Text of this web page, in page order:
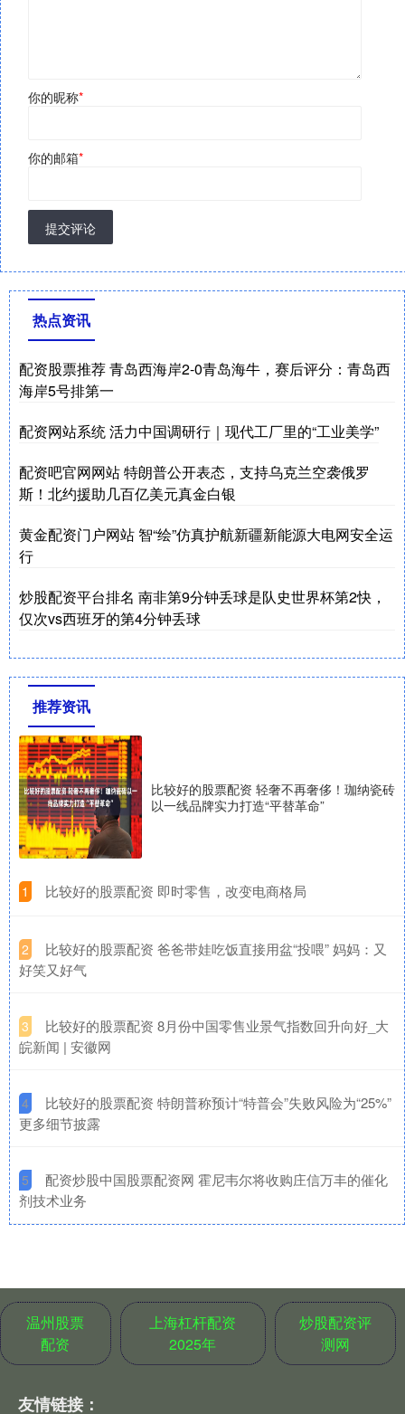
你的昵称*
你的邮箱*
提交评论
热点资讯
配资股票推荐 青岛西海岸2-0青岛海牛，赛后评分：青岛西
海岸5号排第一
配资网站系统 活力中国调研行｜现代工厂里的“工业美学”
配资吧官网网站 特朗普公开表态，支持乌克兰空袭俄罗
斯！北约援助几百亿美元真金白银
黄金配资门户网站 智“绘”仿真护航新疆新能源大电网安全运
行
炒股配资平台排名 南非第9分钟丢球是队史世界杯第2快，
仅次vs西班牙的第4分钟丢球
推荐资讯
比较好的股票配资 轻奢不再奢侈！珈纳瓷砖
以一线品牌实力打造“平替革命”
1 ​比较好的股票配资 即时零售，改变电商格局
2
​比较好的股票配资 爸爸带娃吃饭直接用盆“投喂” 妈妈：又
好笑又好气
3
​比较好的股票配资 8月份中国零售业景气指数回升向好_大
皖新闻 | 安徽网
4
​比较好的股票配资 特朗普称预计“特普会”失败风险为“25%”
更多细节披露
5
​配资炒股中国股票配资网 霍尼韦尔将收购庄信万丰的催化
剂技术业务
温州股票
配资
上海杠杆配资
2025年
炒股配资评
测网
友情链接：